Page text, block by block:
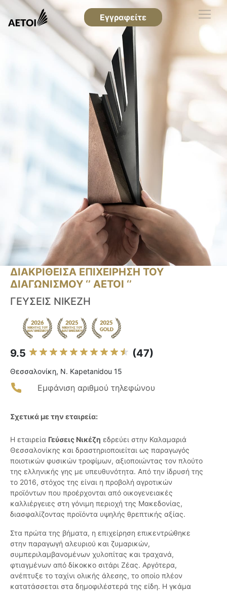
Εγγραφείτε
ΔΙΑΚΡΙΘΕΙΣΑ ΕΠΙΧΕΙΡΗΣΗ ΤΟΥ
ΔΙΑΓΩΝΙΣΜΟΥ ‘’ ΑΕΤΟΙ ‘’
ΓΕΥΣΕΙΣ ΝΙΚΕΖΗ
9.5 (47)
Θεσσαλονίκη, N. Kapetanidou 15
Εμφάνιση αριθμού τηλεφώνου
Σχετικά με την εταιρεία:
Η εταιρεία Γεύσεις Νικέζη εδρεύει στην Καλαμαριά
Θεσσαλονίκης και δραστηριοποιείται ως παραγωγός
ποιοτικών φυσικών τροφίμων, αξιοποιώντας τον πλούτο
της ελληνικής γης με υπευθυνότητα. Από την ίδρυσή της
το 2016, στόχος της είναι η προβολή αγροτικών
προϊόντων που προέρχονται από οικογενειακές
καλλιέργειες στη γόνιμη περιοχή της Μακεδονίας,
διασφαλίζοντας προϊόντα υψηλής θρεπτικής αξίας.
Στα πρώτα της βήματα, η επιχείρηση επικεντρώθηκε
στην παραγωγή αλευριού και ζυμαρικών,
συμπεριλαμβανομένων χυλοπίτας και τραχανά,
φτιαγμένων από δίκοκκο σιτάρι Ζέας. Αργότερα,
ανέπτυξε το ταχίνι ολικής άλεσης, το οποίο πλέον
κατατάσσεται στα δημοφιλέστερά της είδη. Η γκάμα